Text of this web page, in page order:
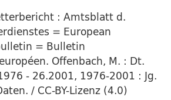
: Amtsblatt d.
= European
= Bulletin
Offenbach, M. : Dt.
- 26.2001, 1976-2001 : Jg.
/ CC-BY-Lizenz (4.0)